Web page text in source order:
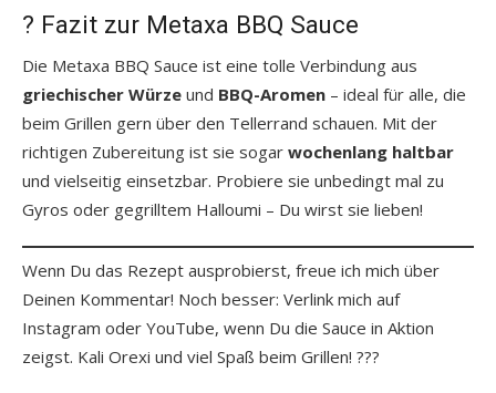
? Fazit zur Metaxa BBQ Sauce
Die Metaxa BBQ Sauce ist eine tolle Verbindung aus
griechischer Würze und BBQ-Aromen – ideal für alle, die
beim Grillen gern über den Tellerrand schauen. Mit der
richtigen Zubereitung ist sie sogar wochenlang haltbar
und vielseitig einsetzbar. Probiere sie unbedingt mal zu
Gyros oder gegrilltem Halloumi – Du wirst sie lieben!
Wenn Du das Rezept ausprobierst, freue ich mich über
Deinen Kommentar! Noch besser: Verlink mich auf
Instagram oder YouTube, wenn Du die Sauce in Aktion
zeigst. Kali Orexi und viel Spaß beim Grillen! ???